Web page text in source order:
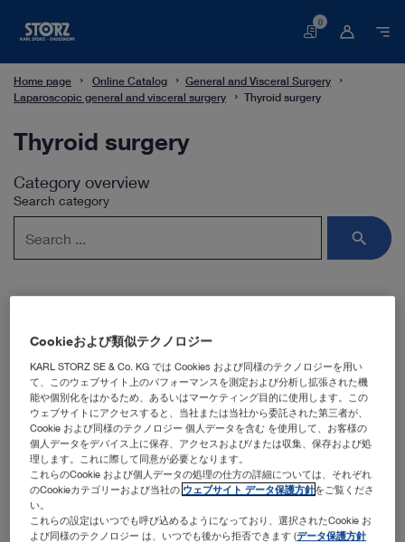
買
物
か
ご
0
Home page Online Catalog
General and Visceral Surgery
Laparoscopic general and visceral surgery
Thyroid surgery
Thyroid surgery
Category overview
Search category
Subcategories
MIVAT
TOETVA
ABBA
Cookieおよび類似テクノロジー
KARL STORZ SE & Co. KG では Cookies および同様のテクノロジーを用い
て、このウェブサイト上のパフォーマンスを測定および分析し拡張された機
能や個別化をはかるため、あるいはマーケティング目的に使用します。この
ウェブサイトにアクセスすると、当社または当社から委託された第三者が、
Cookie および同様のテクノロジー 個人データを含む を使用して、お客様の
個人データをデバイス上に保存、アクセスおよび/または収集、保存および処
理します。これに際して同意が必要となります。
これらのCookie および個人データの処理の仕方の詳細については、それぞれ
のCookieカテゴリーおよび当社の ウェブサイト データ保護方針をご覧くださ
い。
これらの設定はいつでも呼び込めるようになっており、選択されたCookie お
よび同様のテクノロジー は、いつでも後から拒否できます (データ保護方針